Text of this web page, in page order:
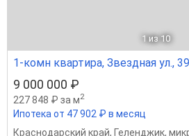
1 из 10
1-комн квартира, Звездная ул.,
9 000 000 ₽
227 848 ₽ за м2
Ипотека от 47 902 ₽ в месяц
Краснодарский край, Геленджик,